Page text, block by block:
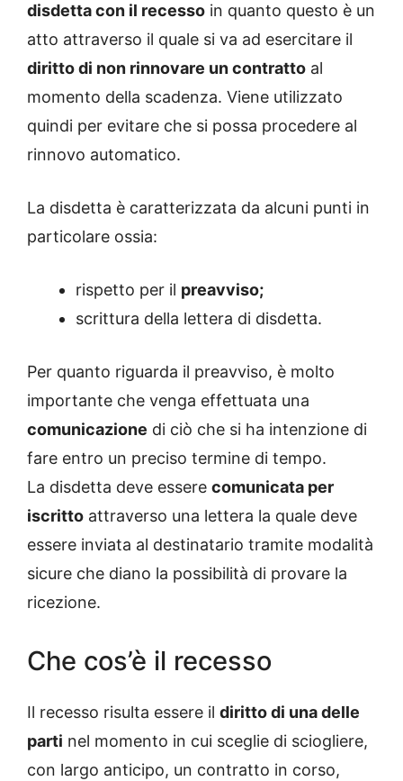
disdetta con il recesso in quanto questo è un
atto attraverso il quale si va ad esercitare il
diritto di non rinnovare un contratto al
momento della scadenza. Viene utilizzato
quindi per evitare che si possa procedere al
rinnovo automatico.
La disdetta è caratterizzata da alcuni punti in
particolare ossia:
rispetto per il preavviso;
scrittura della lettera di disdetta.
Per quanto riguarda il preavviso, è molto
importante che venga effettuata una
comunicazione di ciò che si ha intenzione di
fare entro un preciso termine di tempo.
La disdetta deve essere comunicata per
iscritto attraverso una lettera la quale deve
essere inviata al destinatario tramite modalità
sicure che diano la possibilità di provare la
ricezione.
Che cos’è il recesso
Il recesso risulta essere il diritto di una delle
parti nel momento in cui sceglie di sciogliere,
con largo anticipo, un contratto in corso,